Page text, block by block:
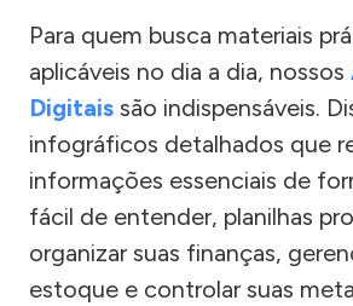
Para quem busca materiais
aplicáveis no dia a dia, nossos
Digitais são indispensáveis.
infográficos detalhados que
informações essenciais de
fácil de entender, planilhas
organizar suas finanças,
estoque e controlar suas